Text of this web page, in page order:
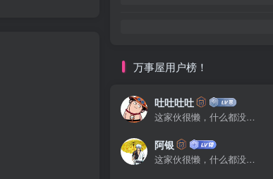
万事屋用户榜！
吐吐吐吐
这家伙很懒，什么都没有写...
阿银
这家伙很懒，什么都没有写...